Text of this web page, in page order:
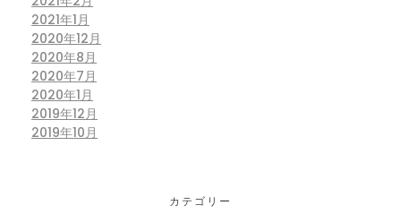
2021年1月
2020年12月
2020年8月
2020年7月
2020年1月
2019年12月
2019年10月
カテゴリー